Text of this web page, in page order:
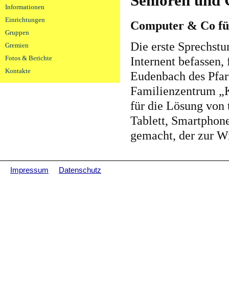
Informationen
Einrichtungen
Gruppen
Gremien
Fotos & Berichte
Kontakte
Computer & Co
Die erste
Internent
Eudenbach des
Familienzentrum
für die Lösung von
Tablett,
gemacht, der zur
Impressum Datenschutz